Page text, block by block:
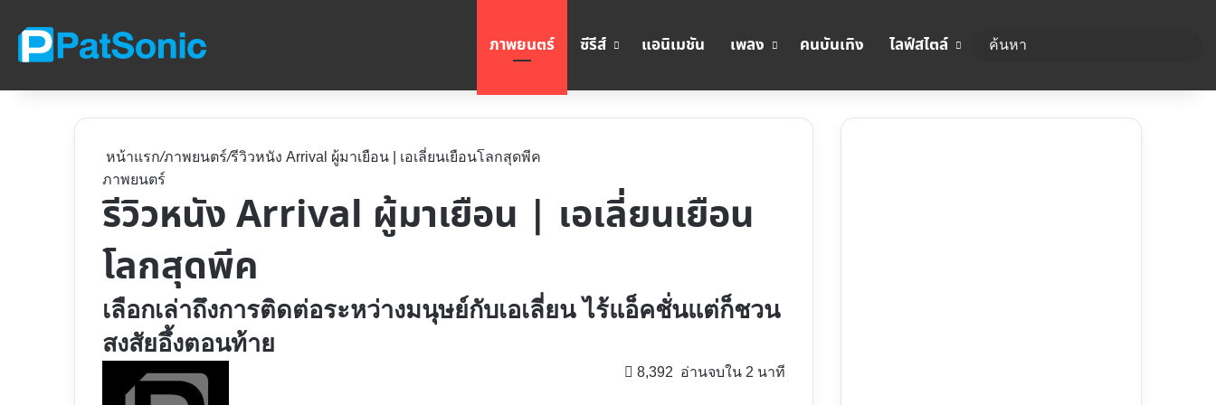
ภาพยนตร์ ซีรีส์ แอนิเมชัน เพลง คนบันเทิง ไลฟ์สไตล์
หน้าแรก/ภาพยนตร์/รีวิวหนัง Arrival ผู้มาเยือน | เอเลี่ยนเยือนโลกสุดพีค
ภาพยนตร์
รีวิวหนัง Arrival ผู้มาเยือน | เอเลี่ยนเยือน
โลกสุดพีค
เลือกเล่าถึงการติดต่อระหว่างมนุษย์กับเอเลี่ยน ไร้แอ็คชั่นแต่ก็ชวน
สงสัยอึ้งตอนท้าย
8,392 อ่านจบใน 2 นาที